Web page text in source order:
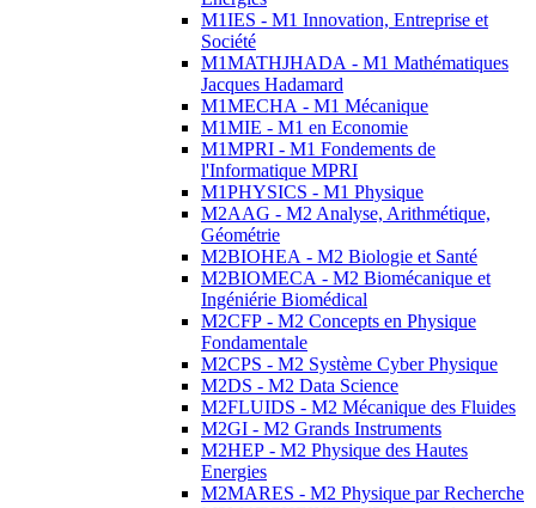
M1IES - M1 Innovation, Entreprise et
Société
M1MATHJHADA - M1 Mathématiques
Jacques Hadamard
M1MECHA - M1 Mécanique
M1MIE - M1 en Economie
M1MPRI - M1 Fondements de
l'Informatique MPRI
M1PHYSICS - M1 Physique
M2AAG - M2 Analyse, Arithmétique,
Géométrie
M2BIOHEA - M2 Biologie et Santé
M2BIOMECA - M2 Biomécanique et
Ingéniérie Biomédical
M2CFP - M2 Concepts en Physique
Fondamentale
M2CPS - M2 Système Cyber Physique
M2DS - M2 Data Science
M2FLUIDS - M2 Mécanique des Fluides
M2GI - M2 Grands Instruments
M2HEP - M2 Physique des Hautes
Energies
M2MARES - M2 Physique par Recherche